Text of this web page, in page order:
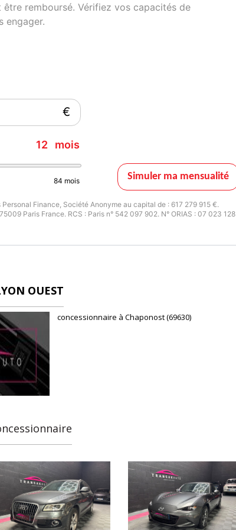
remboursé. Vérifiez vos capacités de
engager.
€
12 mois
84 mois Simuler ma mensualité
Finance, Société Anonyme au capital de : 617 279 915 €.
Paris France. RCS : Paris n° 542 097 902. N° ORIAS : 07 023 128
OUEST
concessionnaire à Chaponost (69630)